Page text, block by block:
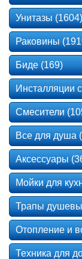
Унитазы (1604)
Раковины
Биде (169)
Инсталляции
Смесители
Все для душа
Аксессуары
Мойки для
Трапы
Отопление и
Техника для